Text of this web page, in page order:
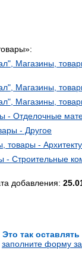
Магазины,
Магазины,
Магазины,
- Отделочные
- Другое
-
Строительные
добавления:
Это так
заполните форму